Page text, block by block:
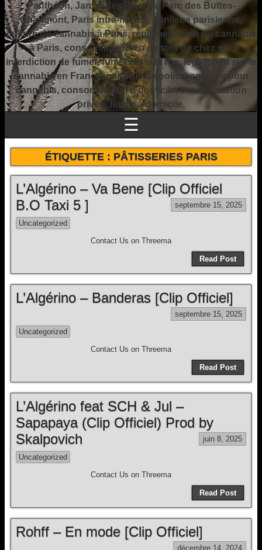
Panthéon, Jardin des Plantes, Parc des Buttes-
Chaumont, Paris intra-muros, banlieue parisienne,
culture du cannabis à Paris, réglementation du cannabis
à Paris, consommation en dehors de chez soi,
interdiction de fumer, fumer dans la rue, législation sur le
cannabis en France, contrôle de police, amende pour
cannabis, consommation à domicile, consommation
privée, fumer à domicile,
☰
ÉTIQUETTE :PÂTISSERIES PARIS
L’Algérino – Va Bene [Clip Officiel
B.O Taxi 5 ]
septembre 15, 2025
Uncategorized
Contact Us on Threema
Read Post
L’Algérino – Banderas [Clip Officiel]
septembre 15, 2025
Uncategorized
Contact Us on Threema
Read Post
L’Algérino feat SCH & Jul –
Sapapaya (Clip Officiel) Prod by
Skalpovich
juin 8, 2025
Uncategorized
Contact Us on Threema
Read Post
Rohff – En mode [Clip Officiel]
décembre 14, 2024